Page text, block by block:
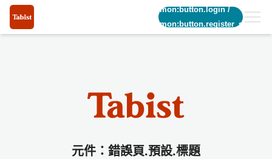
common:button.login/
common:button.register_short
元件：錯誤頁.預設.標題